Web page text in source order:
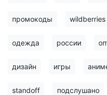
промокоды wildberries
одежда россии
дизайн игры
standoff подслушано